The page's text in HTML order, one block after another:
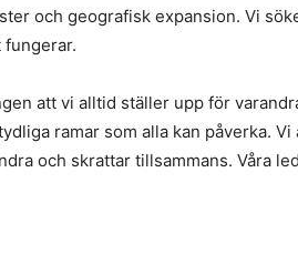
och geografisk expansion. Vi
fungerar.
att vi alltid ställer upp för
ramar som alla kan påverka.
och skrattar tillsammans. Våra